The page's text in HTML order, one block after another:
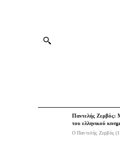
Παντελής Ζερβός:
του ελληνικού
Ο Παντελής Ζερβός